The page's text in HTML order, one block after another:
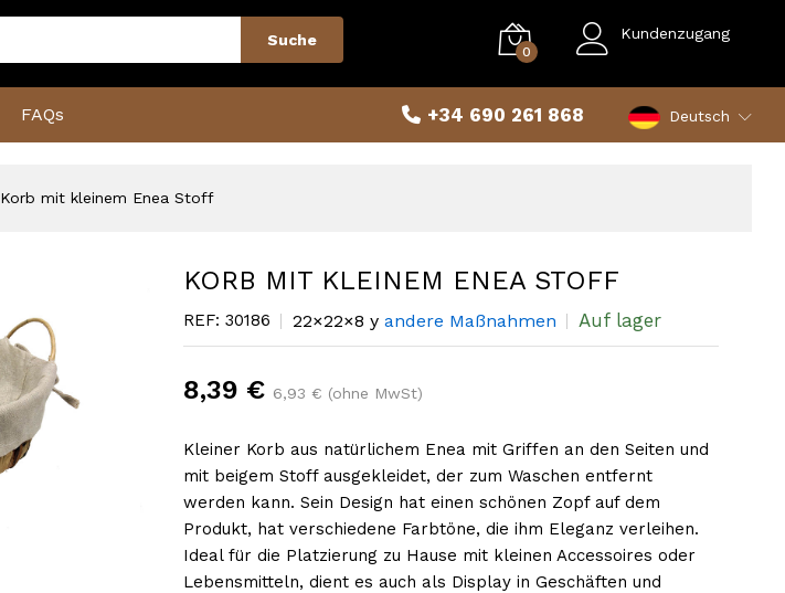
Suche
0
Kundenzugang
FAQs +34 690 261 868 Deutsch
Korb mit kleinem Enea Stoff
KORB MIT KLEINEM ENEA STOFF
REF: 30186 22×22×8 y andere Maßnahmen Auf lager
8,39 € 6,93 € (ohne MwSt)
Kleiner Korb aus natürlichem Enea mit Griffen an den Seiten und
mit beigem Stoff ausgekleidet, der zum Waschen entfernt
werden kann. Sein Design hat einen schönen Zopf auf dem
Produkt, hat verschiedene Farbtöne, die ihm Eleganz verleihen.
Ideal für die Platzierung zu Hause mit kleinen Accessoires oder
Lebensmitteln, dient es auch als Display in Geschäften und